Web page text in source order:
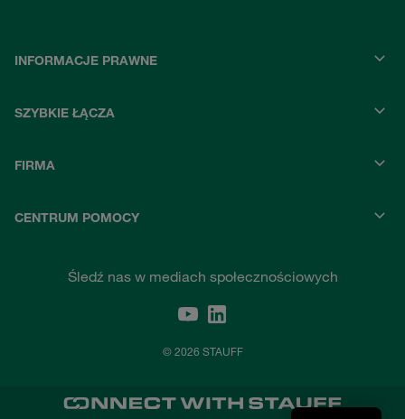
INFORMACJE PRAWNE
SZYBKIE ŁĄCZA
FIRMA
CENTRUM POMOCY
Śledź nas w mediach społecznościowych
© 2026 STAUFF